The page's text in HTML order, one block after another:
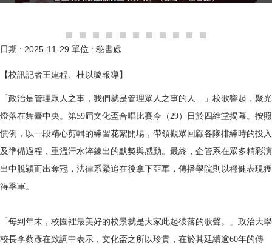
日期 : 2025-11-29 單位 : 秘書處
【校訊記者王建程、杜以璇報導】
「政治是管理眾人之事，我們就是管理眾人之事的人…」校歌響起，聚光
燈落在舞臺中央。第59屆文化盃合唱比賽今（29）日於四維堂揭幕。按照
慣例，以一段精心剪輯的練習花絮開場，帶領觀眾回顧各隊排練時的投入
及準備過程，重溫汗水淬鍊出的默契與感動。最終，企管系在眾多精彩演
出中脫穎而出奪冠，法律系緊追在後拿下亞軍，傳播學院則以穩健表現獲
得季軍。
「每到年末，校園裡最美好的校景就是大家此起彼落的歌聲。」政治大學
校長李蔡彥在致詞中表示，文化盃之所以珍貴，在於其延續逾60年的傳